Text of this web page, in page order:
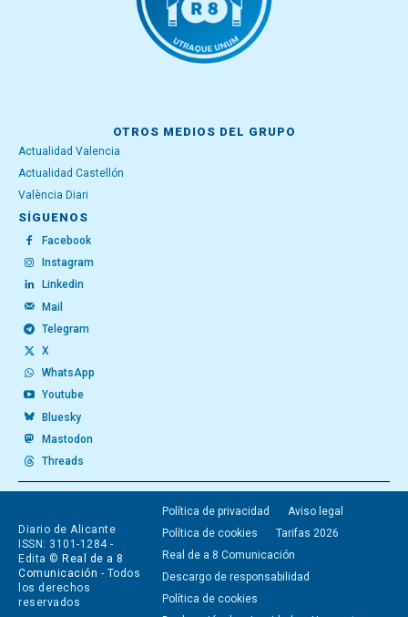
OTROS MEDIOS DEL GRUPO
Actualidad Valencia
Actualidad Castellón
València Diari
SÍGUENOS
Facebook
Instagram
Linkedin
Mail
Telegram
X
WhatsApp
Youtube
Bluesky
Mastodon
Threads
Diario de Alicante
ISSN: 3101-1284 -
Edita © Real de a 8
Comunicación - Todos
los derechos
reservados
Política de privacidad
Aviso legal
Política de cookies
Tarifas 2026
Real de a 8 Comunicación
Descargo de responsabilidad
Política de cookies